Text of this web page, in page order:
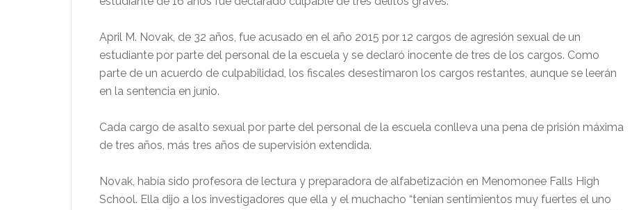
April M. Novak, de 32 años, fue acusado en el año 2015 por 12 cargos de agresión sexual de un
estudiante por parte del personal de la escuela y se declaró inocente de tres de los cargos. Como
parte de un acuerdo de culpabilidad, los fiscales desestimaron los cargos restantes, aunque se leerán
en la sentencia en junio.
Cada cargo de asalto sexual por parte del personal de la escuela conlleva una pena de prisión máxima
de tres años, más tres años de supervisión extendida.
Novak, había sido profesora de lectura y preparadora de alfabetización en Menomonee Falls High
School. Ella dijo a los investigadores que ella y el muchacho “tenían sentimientos muy fuertes el uno